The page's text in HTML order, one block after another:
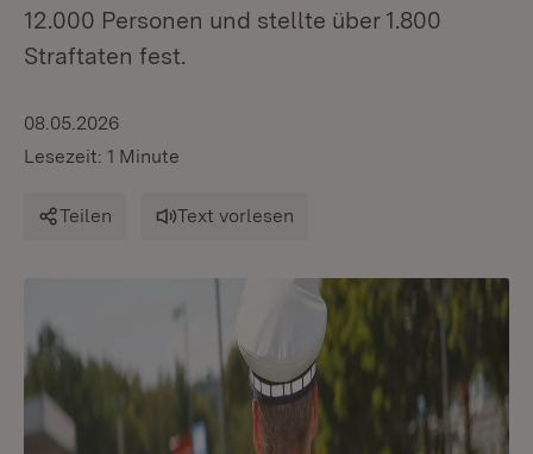
12.000 Personen und stellte über 1.800
Straftaten fest.
08.05.2026
Lesezeit: 1 Minute
Teilen Text vorlesen